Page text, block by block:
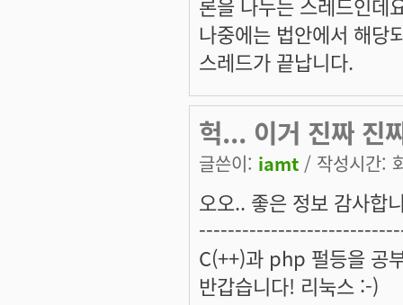
나중에는 법안에서 해당
스레드가 끝납니다.
헉... 이거 진짜 진
글쓴이: iamt / 작성시간:
오오.. 좋은 정보 감사합
C(++)과 php 펄등을 공
반갑습니다! 리눅스 :-)